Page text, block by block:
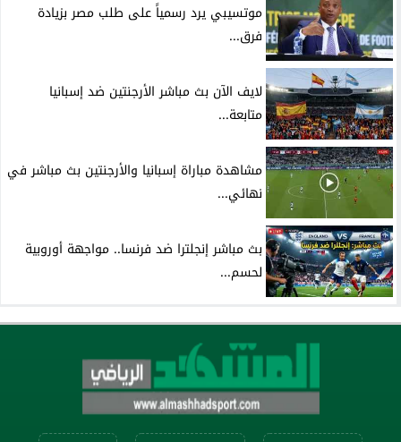
موتسيبي يرد رسمياً على طلب مصر بزيادة
فرق...
لايف الآن بث مباشر الأرجنتين ضد إسبانيا
متابعة...
مشاهدة مباراة إسبانيا والأرجنتين بث مباشر في
نهائي...
بث مباشر إنجلترا ضد فرنسا.. مواجهة أوروبية
لحسم...